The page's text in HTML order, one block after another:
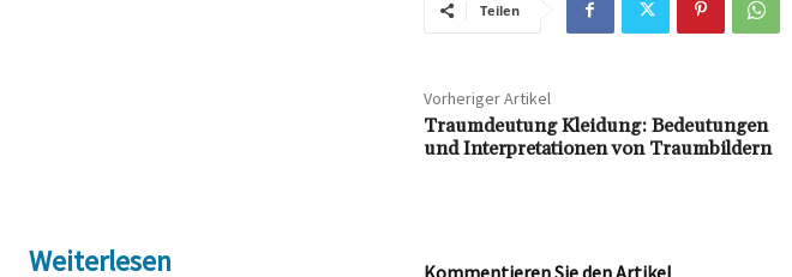
Teilen
Vorheriger Artikel
Traumdeutung Kleidung: Bedeutungen
und Interpretationen von Traumbildern
Weiterlesen